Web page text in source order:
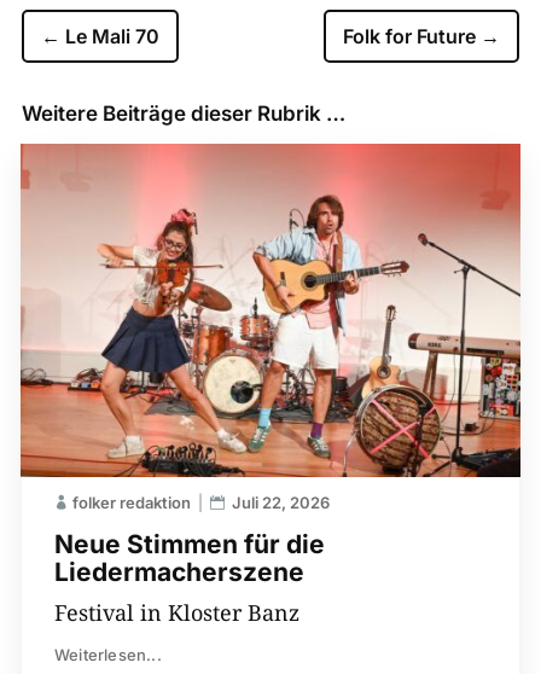
← Le Mali 70 Folk for Future →
Weitere Beiträge dieser Rubrik …
Neue Stimmen für die
Liedermacherszene
folker redaktion Juli 22, 2026
Festival in Kloster Banz
Weiterlesen...